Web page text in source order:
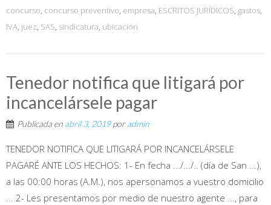
concurso, concurso preventivo, empresa, ESCRITOS JURÍDICOS, gastos,
IVA, juez, SAS, sindicatura, ubicación
Tenedor notifica que litigará por
incancelársele pagar
Publicada en abril 3, 2019poradmin
TENEDOR NOTIFICA QUE LITIGARÁ POR INCANCELÁRSELE
PAGARÉ ANTE LOS HECHOS: 1- En fecha .../.../.. (día de San ...),
a las 00:00 horas (A.M.), nos apersonamos a vuestro domicilio
... 2- Les presentamos por medio de nuestro agente ..., para